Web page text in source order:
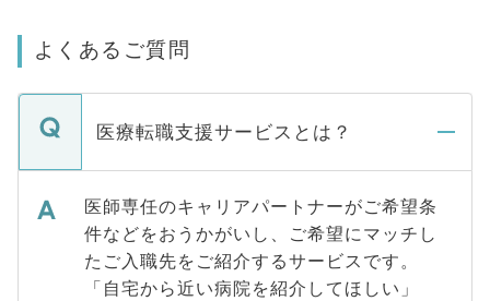
よくあるご質問
医療転職支援サービスとは？
医師専任のキャリアパートナーがご希望条
件などをおうかがいし、ご希望にマッチし
たご入職先をご紹介するサービスです。
「自宅から近い病院を紹介してほしい」